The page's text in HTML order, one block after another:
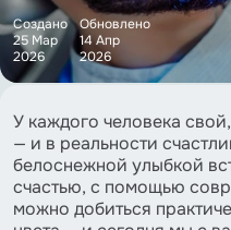
Создано
25 Мар
2026
Обновлено
14 Апр
2026
У каждого человека
— и в реальности
белоснежной улыбкой
счастью, с помощью
можно добиться